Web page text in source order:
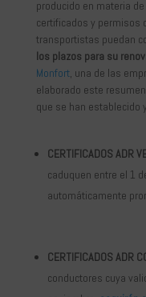
producido en materia
certificados y permisos
transportistas puedan
los plazos para su
Monfort, una de las
elaborado este
que se han establecido
CERTIFICADOS ADR
caduquen entre el 1
automáticamente
CERTIFICADOS ADR
conductores cuya